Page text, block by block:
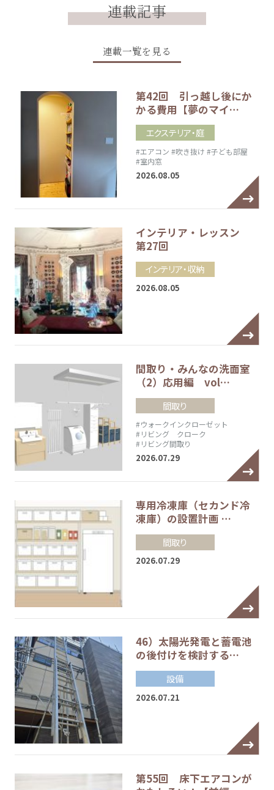
連載記事
連載一覧を見る
第42回 引っ越し後にか
かる費用【夢のマイ…
エクステリア・庭
#エアコン #吹き抜け #子ども部屋
#室内窓
2026.08.05
インテリア・レッスン
第27回
インテリア・収納
2026.08.05
間取り・みんなの洗面室
（2）応用編 vol…
間取り
#ウォークインクローゼット
#リビング クローク
#リビング間取り
2026.07.29
専用冷凍庫（セカンド冷
凍庫）の設置計画 …
間取り
2026.07.29
46）太陽光発電と蓄電池
の後付けを検討する…
設備
2026.07.21
第55回 床下エアコンが